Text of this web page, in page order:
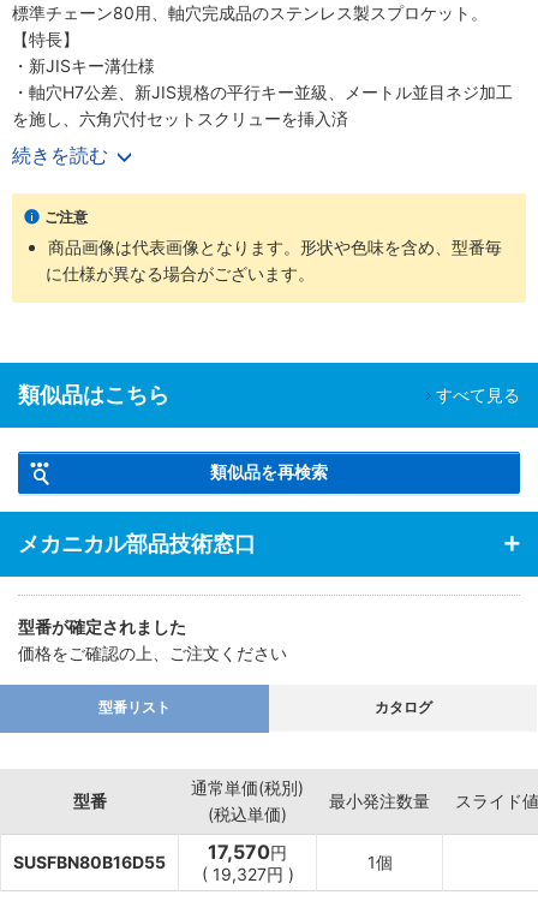
標準チェーン80用、軸穴完成品のステンレス製スプロケット。
【特長】
・新JISキー溝仕様
・軸穴H7公差、新JIS規格の平行キー並級、メートル並目ネジ加工
を施し、六角穴付セットスクリューを挿入済
・ステンレスGB304
【用途】
・屋外の伝動装置
・水または蒸気の掛かるところ、高温、低温の雰囲気
続きを読む
ご注意
商品画像は代表画像となります。形状や色味を含め、型番毎
に仕様が異なる場合がございます。
類似品はこちら すべて見る
類似品を再検索
メカニカル部品技術窓口
型番が確定されました
価格をご確認の上、ご注文ください
型番リスト カタログ
型番
通常単価(税別)
(税込単価)
最小発注数量 スライド
SUSFBN80B16D55 17,570円
( 19,327円 )
1個